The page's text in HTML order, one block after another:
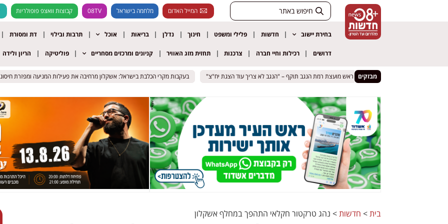
המייל האדום מלחמה בישראל 08TV קבוצות וואצפ פופולריות
בחירת יישוב חדשות פלילי ומשפט חינוך נדלן בריאות אוכל תרבות ובילוי דת ומסורת
דרושים רכילות וחיי חברה צרכנות תחזית מזג האוויר קניונים ומרכזים מסחריים פוליטיקה הריון ולידה
מבזקים בעקבות מקרי הכלבת בישראל: אשקלון מרחיבה את פעילות המניעה ומפזרת חיסונים
בעקבות מקרי הכלבת בישראל: אשקלון מרחיבה את פעילות המניעה ומפזרת חיסונים
בית> חדשות> נהג טרקטור חקלאי התהפך במחלף אשקלון